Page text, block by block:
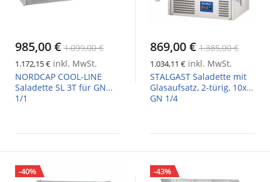
985,00 € 1.099,00 €
1.172,15 € inkl. MwSt.
NORDCAP COOL-LINE
Saladette SL 3T für GN
1/1
869,00 € 1.385,00 €
1.034,11 € inkl. MwSt.
STALGAST Saladette mit
Glasaufsatz, 2-türig, 10x
GN 1/4
-40% -43%